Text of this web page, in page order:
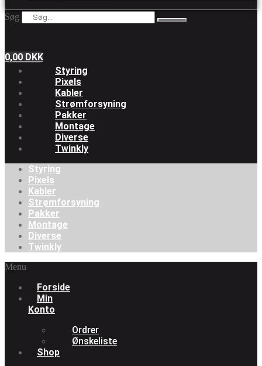
Søg
0,00 DKK
Styring
Pixels
Kabler
Strømforsyning
Pakker
Montage
Diverse
Twinkly
Styring
Pixels
Kabler
Strømforsyning
Pakker
Montage
Diverse
Twinkly
Menu
Forside
Min
Konto
Ordrer
Ønskeliste
Shop